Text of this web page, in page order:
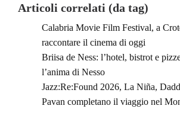
Articoli correlati (da tag)
Calabria Movie Film Festival, a
raccontare il cinema di oggi
Briisa de Ness: l’hotel, bistrot e
l’anima di Nesso
Jazz:Re:Found 2026, La Niña,
Pavan completano il viaggio nel